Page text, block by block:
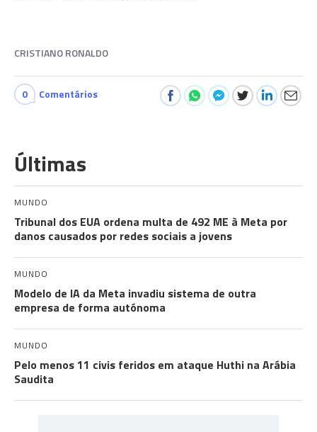
CRISTIANO RONALDO
0 Comentários
Últimas
MUNDO
Tribunal dos EUA ordena multa de 492 ME à Meta por
danos causados por redes sociais a jovens
MUNDO
Modelo de IA da Meta invadiu sistema de outra
empresa de forma autónoma
MUNDO
Pelo menos 11 civis feridos em ataque Huthi na Arábia
Saudita